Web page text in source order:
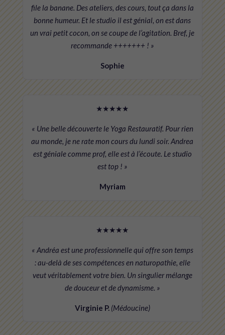
file la banane. Des ateliers, des cours, tout ça dans la
bonne humeur. Et le studio il est génial, on est dans
un vrai petit cocon, on se coupe de l’agitation. Bref, je
recommande +++++++ ! »
Sophie
★★★★★
« Une belle découverte le Yoga Restauratif. Pour rien
au monde, je ne rate mon cours du lundi soir. Andrea
est géniale comme prof, elle est à l’écoute. Le studio
est top ! »
Myriam
★★★★★
« Andréa est une professionnelle qui offre son temps
: au-delà de ses compétences en naturopathie, elle
veut véritablement votre bien. Un singulier mélange
de douceur et de dynamisme. »
Virginie P. (Médoucine)